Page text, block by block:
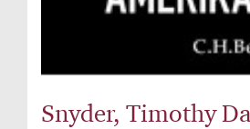
Snyder, Timothy